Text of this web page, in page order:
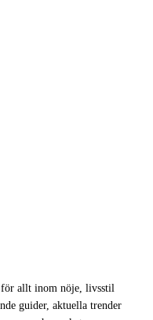
allt inom nöje, livsstil
guider, aktuella trender